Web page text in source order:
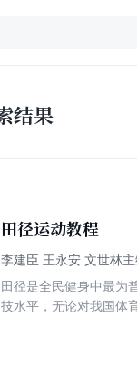
结果
田径运动教程
李建臣 王永安 文世林主
田径是全民健身中最为
技水平，无论对我国体